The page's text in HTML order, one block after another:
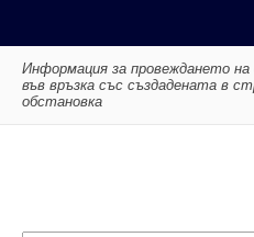
Информация за провеждането
във връзка със създадената в
обстановка